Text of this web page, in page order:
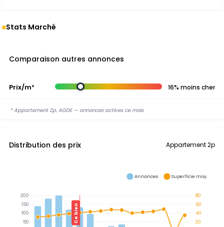
Stats Marché
Comparaison autres annonces
Prix/m² 16% moins cher
* Appartement 2p, AGDE — annonces actives ce mois
Distribution des prix Appartement 2p
Ce bien
80
60
40
20
200
150
100
50
Annonces Superficie moy.